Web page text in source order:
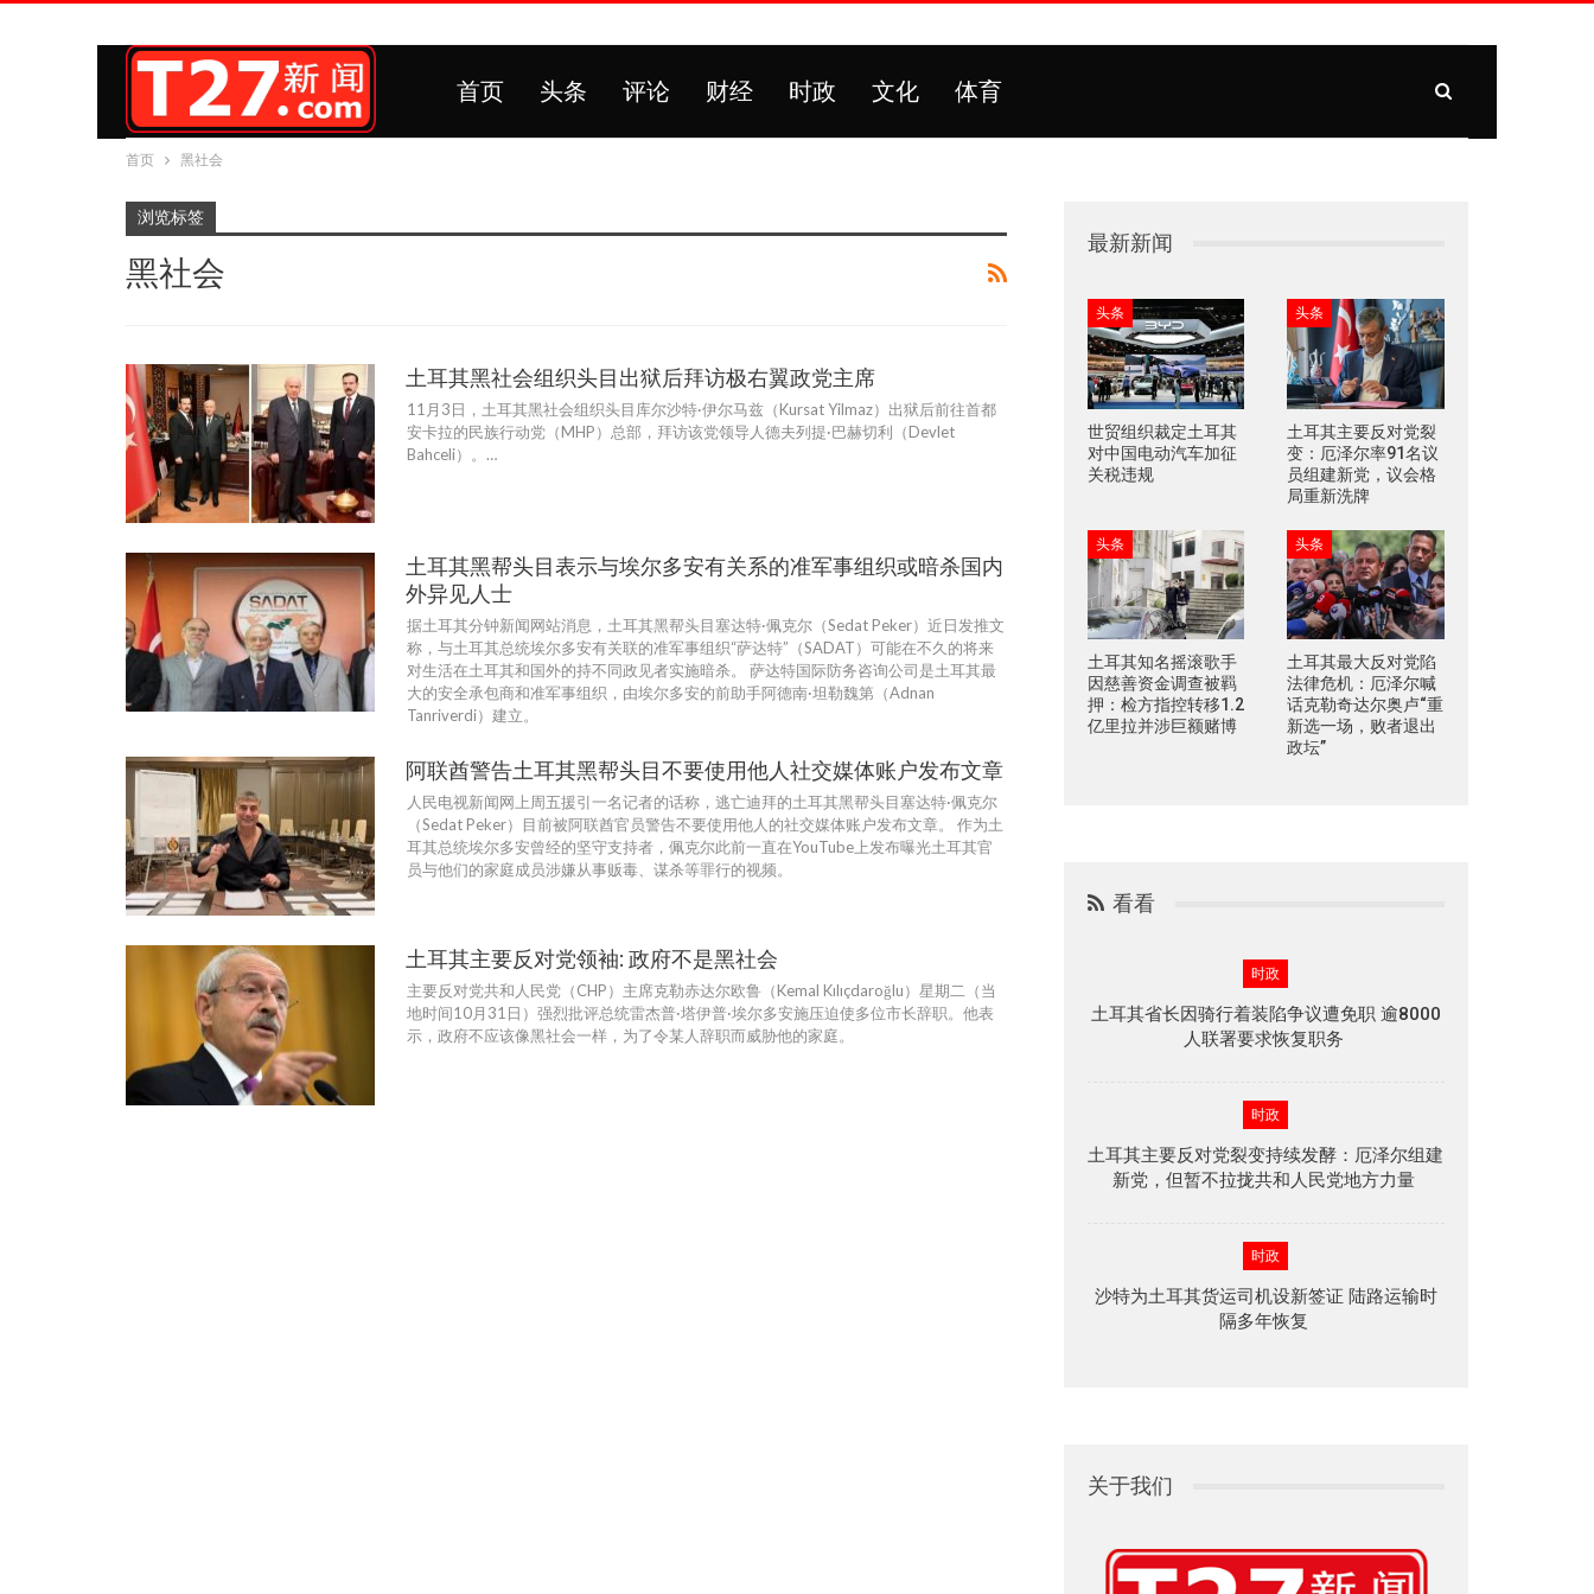
首页 头条 评论 财经 时政 文化 体育
首页 黑社会
浏览标签
黑社会
土耳其黑社会组织头目出狱后拜访极右翼政党主席
11月3日，土耳其黑社会组织头目库尔沙特·伊尔马兹（Kursat Yilmaz）出狱后前往首都
安卡拉的民族行动党（MHP）总部，拜访该党领导人德夫列提·巴赫切利（Devlet
Bahceli）。…
土耳其黑帮头目表示与埃尔多安有关系的准军事组织或暗杀国内
外异见人士
据土耳其分钟新闻网站消息，土耳其黑帮头目塞达特·佩克尔（Sedat Peker）近日发推文
称，与土耳其总统埃尔多安有关联的准军事组织“萨达特”（SADAT）可能在不久的将来
对生活在土耳其和国外的持不同政见者实施暗杀。 萨达特国际防务咨询公司是土耳其最
大的安全承包商和准军事组织，由埃尔多安的前助手阿德南·坦勒魏第（Adnan
Tanriverdi）建立。
阿联酋警告土耳其黑帮头目不要使用他人社交媒体账户发布文章
人民电视新闻网上周五援引一名记者的话称，逃亡迪拜的土耳其黑帮头目塞达特·佩克尔
（Sedat Peker）目前被阿联酋官员警告不要使用他人的社交媒体账户发布文章。 作为土
耳其总统埃尔多安曾经的坚守支持者，佩克尔此前一直在YouTube上发布曝光土耳其官
员与他们的家庭成员涉嫌从事贩毒、谋杀等罪行的视频。
土耳其主要反对党领袖: 政府不是黑社会
主要反对党共和人民党（CHP）主席克勒赤达尔欧鲁（Kemal Kılıçdaroğlu）星期二（当
地时间10月31日）强烈批评总统雷杰普·塔伊普·埃尔多安施压迫使多位市长辞职。他表
示，政府不应该像黑社会一样，为了令某人辞职而威胁他的家庭。
最新新闻
头条
世贸组织裁定土耳其
对中国电动汽车加征
关税违规
头条
土耳其主要反对党裂
变：厄泽尔率91名议
员组建新党，议会格
局重新洗牌
头条
土耳其知名摇滚歌手
因慈善资金调查被羁
押：检方指控转移1.2
亿里拉并涉巨额赌博
头条
土耳其最大反对党陷
法律危机：厄泽尔喊
话克勒奇达尔奥卢“重
新选一场，败者退出
政坛”
看看
时政
土耳其省长因骑行着装陷争议遭免职 逾8000
人联署要求恢复职务
时政
土耳其主要反对党裂变持续发酵：厄泽尔组建
新党，但暂不拉拢共和人民党地方力量
时政
沙特为土耳其货运司机设新签证 陆路运输时
隔多年恢复
关于我们